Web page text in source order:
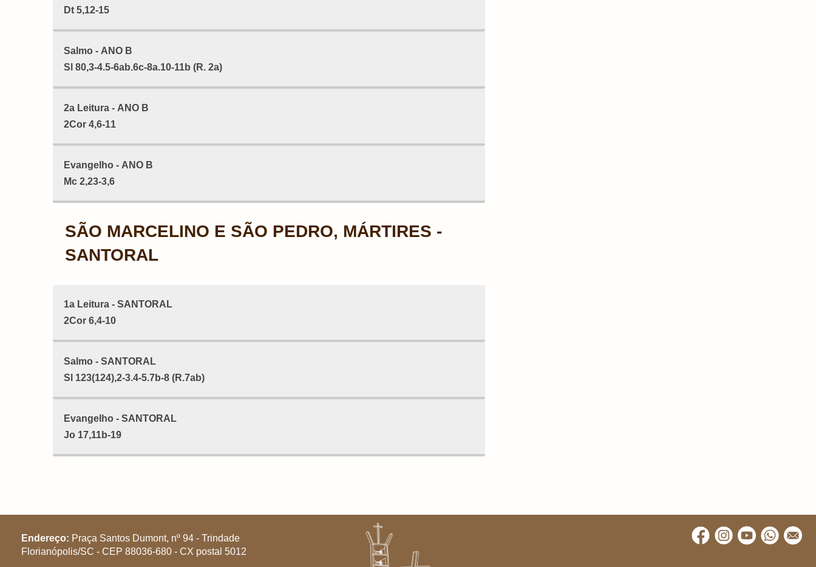
Dt 5,12-15
Salmo - ANO B
Sl 80,3-4.5-6ab.6c-8a.10-11b (R. 2a)
2a Leitura - ANO B
2Cor 4,6-11
Evangelho - ANO B
Mc 2,23-3,6
SÃO MARCELINO E SÃO PEDRO, MÁRTIRES -
SANTORAL
1a Leitura - SANTORAL
2Cor 6,4-10
Salmo - SANTORAL
Sl 123(124),2-3.4-5.7b-8 (R.7ab)
Evangelho - SANTORAL
Jo 17,11b-19
Endereço: Praça Santos Dumont, nº 94 - Trindade
Florianópolis/SC - CEP 88036-680 - CX postal 5012